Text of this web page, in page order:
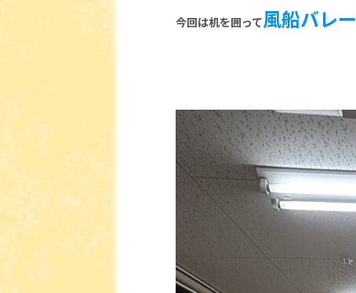
今回は机を囲って風船バレー